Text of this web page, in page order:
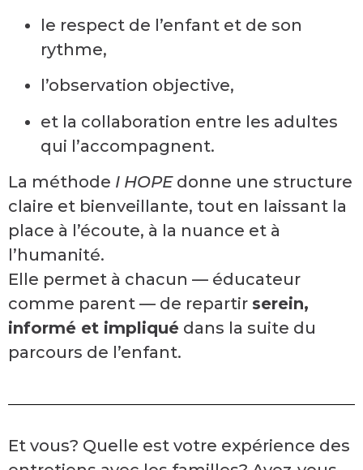
le respect de l’enfant et de son
rythme,
l’observation objective,
et la collaboration entre les adultes
qui l’accompagnent.
La méthode I HOPEdonne une structure
claire et bienveillante, tout en laissant la
place à l’écoute, à la nuance et à
l’humanité.
Elle permet à chacun — éducateur
comme parent — de repartir serein,
informé et impliqué dans la suite du
parcours de l’enfant.
Et vous? Quelle est votre expérience des